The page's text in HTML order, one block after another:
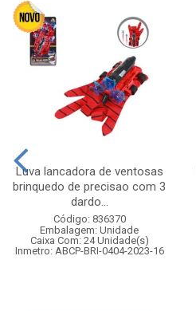
Luva lancadora de ventosas
brinquedo de precisao com 3
dardo...
Código: 836370
Embalagem: Unidade
Caixa Com: 24 Unidade(s)
Inmetro: ABCP-BRI-0404-2023-16